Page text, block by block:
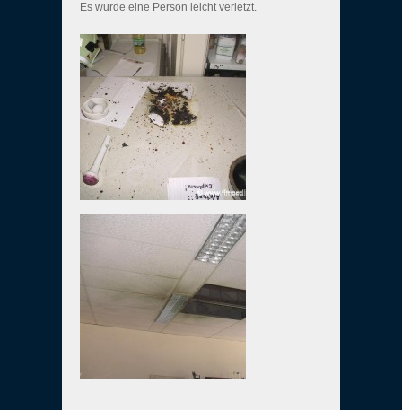
Es wurde eine Person leicht verletzt.